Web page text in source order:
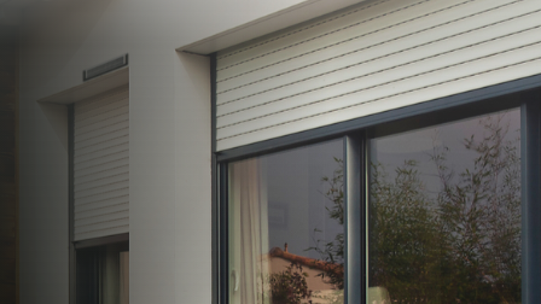
Distributeur en volets
roulants Somfy
Les Ponts-de-Cé
Artisan, Menuisier, TPE ou PME proche de Les
Ponts-de-Cé ?
N2PRO Fermetures est votre référent Distributeur
en volets roulants Somfy officiel pour vous